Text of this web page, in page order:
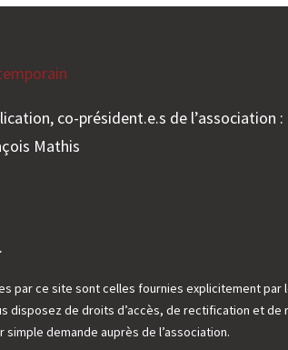
co-président.e.s de l’association :
Mathis
par ce site sont celles fournies explicitement par
disposez de droits d’accès, de rectification et de
demande auprès de l’association.